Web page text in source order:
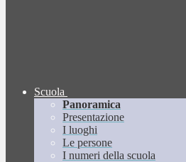
Scuola
Panoramica
Presentazione
I luoghi
Le persone
I numeri della scuola